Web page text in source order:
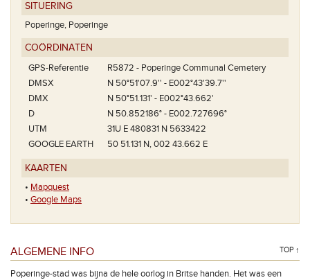
SITUERING
Poperinge, Poperinge
COÖRDINATEN
GPS-Referentie
R5872 - Poperinge Communal Cemetery
DMSX
N 50°51'07.9'' - E002°43'39.7''
DMX
N 50°51.131' - E002°43.662'
D
N 50.852186° - E002.727696°
UTM
31U E 480831 N 5633422
GOOGLE EARTH
50 51.131 N, 002 43.662 E
KAARTEN
• Mapquest
• Google Maps
ALGEMENE INFO TOP ↑
Poperinge-stad was bijna de hele oorlog in Britse handen. Het was een